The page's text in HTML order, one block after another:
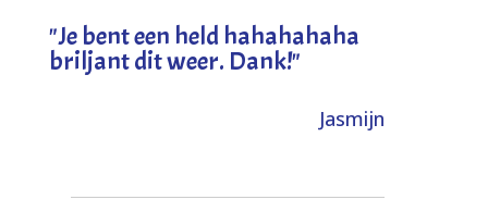
"Je bent een held hahahahaha
briljant dit weer. Dank!"
Jasmijn